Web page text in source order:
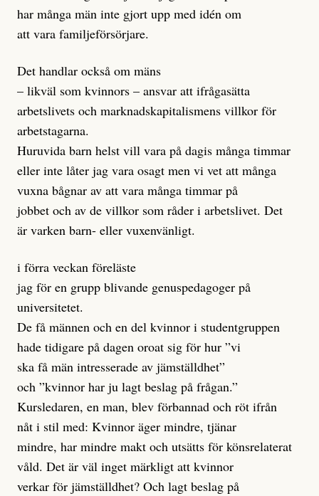
har många män inte gjort upp med idén om
att vara familjeförsörjare.
Det handlar också om mäns
– likväl som kvinnors – ansvar att ifrågasätta
arbetslivets och marknadskapitalismens villkor för
arbetstagarna.
Huruvida barn helst vill vara på dagis många timmar
eller inte låter jag vara osagt men vi vet att många
vuxna bågnar av att vara många timmar på
jobbet och av de villkor som råder i arbetslivet. Det
är varken barn- eller vuxenvänligt.
i förra veckan föreläste
jag för en grupp blivande genuspedagoger på
universitetet.
De få männen och en del kvinnor i studentgruppen
hade tidigare på dagen oroat sig för hur ”vi
ska få män intresserade av jämställdhet”
och ”kvinnor har ju lagt beslag på frågan.”
Kursledaren, en man, blev förbannad och röt ifrån
nåt i stil med: Kvinnor äger mindre, tjänar
mindre, har mindre makt och utsätts för könsrelaterat
våld. Det är väl inget märkligt att kvinnor
verkar för jämställdhet? Och lagt beslag på